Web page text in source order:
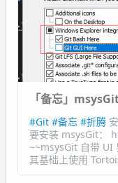
「备忘」
#Git #备忘 #折腾
要安装 msysGit：
~~msysGit 自带 UI
其基础上使用